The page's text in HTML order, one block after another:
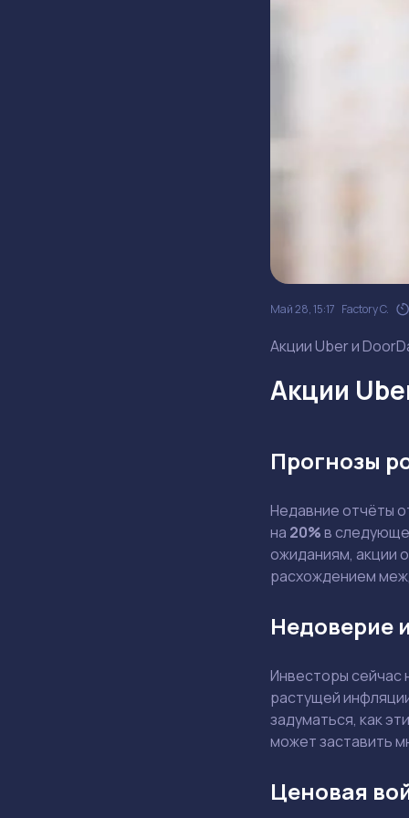
Май 28, 15:17 Factory C.
Акции Uber и
Акции
Прогнозы
Недавние отчёты
на 20%в
ожиданиям, акции
расхождением
Недоверие
Инвесторы сейчас
растущей
задуматься, как
может заставить
Ценовая